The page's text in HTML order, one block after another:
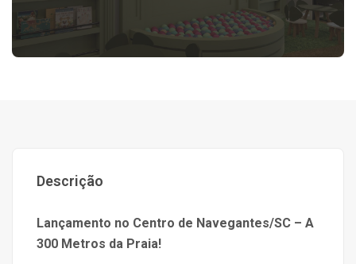
Descrição
Lançamento no Centro de Navegantes/SC – A
300 Metros da Praia!